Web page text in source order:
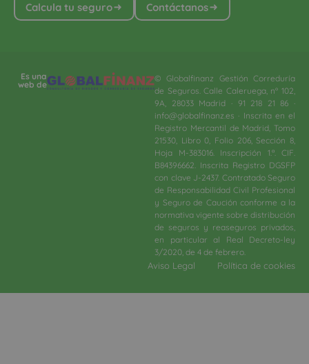
Calcula tu seguro Contáctanos
Es una
web de
© Globalfinanz Gestión Correduría
de Seguros. Calle Caleruega, nº 102,
9A, 28033 Madrid · 91 218 21 86 ·
info@globalfinanz.es · Inscrita en el
Registro Mercantil de Madrid, Tomo
21530, Libro 0, Folio 206, Sección 8,
Hoja M-383016. Inscripción 1.ª. CIF.
B84396662. Inscrita Registro DGSFP
con clave J-2437. Contratado Seguro
de Responsabilidad Civil Profesional
y Seguro de Caución conforme a la
normativa vigente sobre distribución
de seguros y reaseguros privados,
en particular al Real Decreto-ley
3/2020, de 4 de febrero.​
Aviso Legal Política de cookies